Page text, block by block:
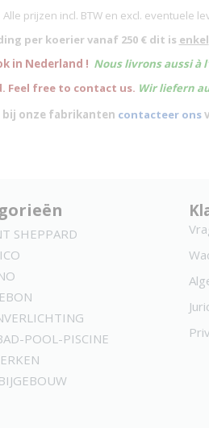
Alle prijzen incl. BTW en excl. eventuele
per koerier vanaf 250 € dit is enkel
in Nederland ! Nous livrons aussi à l'
Feel free to contact us. Wir liefern
onze fabrikanten contacteer ons
SHEPPARD
POOL-PISCINE